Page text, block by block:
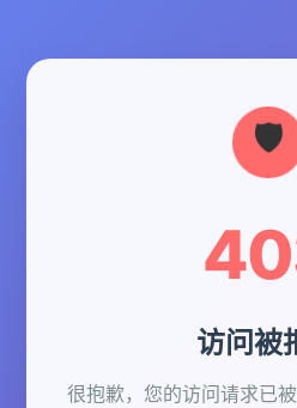
访问被
很抱歉，您的访问请求已